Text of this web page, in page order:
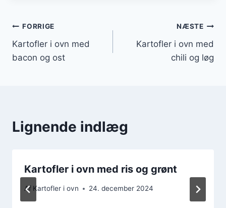
Indlægsnavigation
FORRIGE
Kartofler i ovn med
bacon og ost
NÆSTE
Kartofler i ovn med
chili og løg
Lignende indlæg
Kartofler i ovn med ris og grønt
Af Kartofler i ovn 24. december 2024